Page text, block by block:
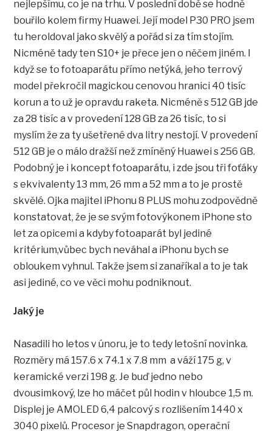
nejlepšímu, co je na trhu. V poslední době se hodně
bouřilo kolem firmy Huawei. Její model P30 PRO jsem
tu heroldoval jako skvělý a pořád si za tím stojím.
Nicméně tady ten S10+ je přece jen o něčem jiném. I
když se to fotoaparátu přímo netýká, jeho terrový
model překročil magickou cenovou hranici 40 tisíc
korun a to už je opravdu raketa. Nicméně s 512 GB jde
za 28 tisíc a v provedení 128 GB za 26 tisíc, to si
myslím že za ty ušetřené dva litry nestojí. V provedení
512 GB je o málo dražší než zmíněný Huawei s 256 GB.
Podobný je i koncept fotoaparátu, i zde jsou tři foťáky
s ekvivalenty 13 mm, 26 mm a 52 mm a to je prostě
skvělé. Ojka majitel iPhonu 8 PLUS mohu zodpovědně
konstatovat, že je se svým fotovýkonem iPhone sto
let za opicemi a kdyby fotoaparát byl jediné
kritérium,vůbec bych neváhal a iPhonu bych se
obloukem vyhnul. Takže jsem si zanaříkal a to je tak
asi jediné, co ve věci mohu podniknout.
Jaký je
Nasadili ho letos v únoru, je to tedy letošní novinka.
Rozměry má 157.6 x 74.1 x 7.8 mm a váží 175 g, v
keramické verzi 198 g. Je buď jedno nebo
dvousimkový, lze ho máčet půl hodin v hloubce 1,5 m.
Displej je AMOLED 6,4 palcový s rozlišením 1440 x
3040 pixelů. Procesor je Snapdragon, operační